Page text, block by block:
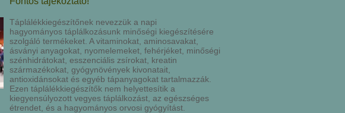
Táplálékkiegészítőnek nevezzük a napi
hagyományos táplálkozásunk minőségi kiegészítésére
szolgáló termékeket. A vitaminokat, aminosavakat,
ásványi anyagokat, nyomelemeket, fehérjéket, minőségi
szénhidrátokat, esszenciális zsírokat, kreatin
származékokat, gyógynövények kivonatait,
antioxidánsokat és egyéb tápanyagokat tartalmazzák.
Ezen táplálékkiegészítők nem helyettesítik a
kiegyensúlyozott vegyes táplálkozást, az egészséges
étrendet, és a hagyományos orvosi gyógyítást.